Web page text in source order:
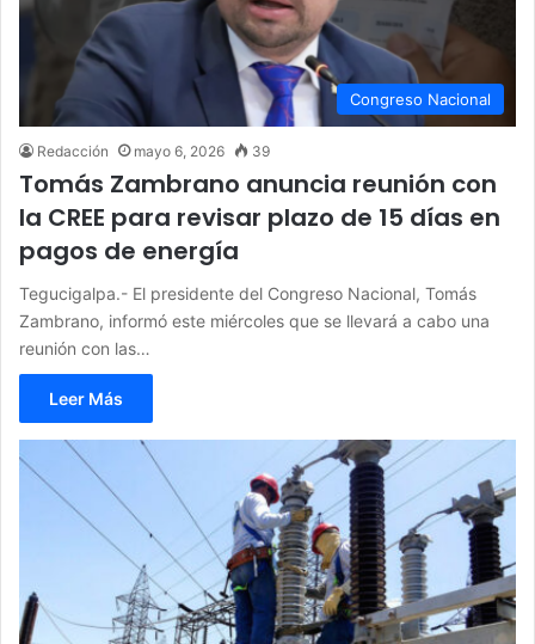
Congreso Nacional
Redacción mayo 6, 2026 39
Tomás Zambrano anuncia reunión con
la CREE para revisar plazo de 15 días en
pagos de energía
Tegucigalpa.- El presidente del Congreso Nacional, Tomás
Zambrano, informó este miércoles que se llevará a cabo una
reunión con las…
Leer Más